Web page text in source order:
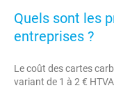
Quels sont les
entreprises ?
Le coût des cartes
variant de 1 à 2 €